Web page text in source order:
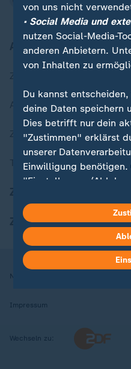
Aktuell bei ZDFheute
Aktuelle Sendungs-Videos
ZDFheute Stories
Themen im Überblick
ZDFheute Apps
Nutzungsbedingungen
Impressum
Wechseln zu:
von uns nicht
• Social Media und
nutzen Social-Media-
anderen Anbietern.
von Inhalten zu
Du kannst
deine Daten speichern
Dies betrifft nur dein
"Zustimmen" erklärst
unserer
Einwilligung
"Einstellungen/
welchen nicht. Deine
kannst du jederzeit
in deinen Einstellungen
Hier findest du das